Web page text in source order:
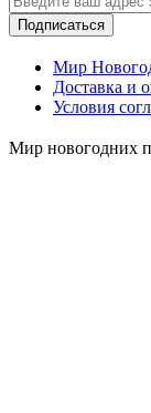
Подписаться
Мир
Доставка и
Условия
Мир новогодних